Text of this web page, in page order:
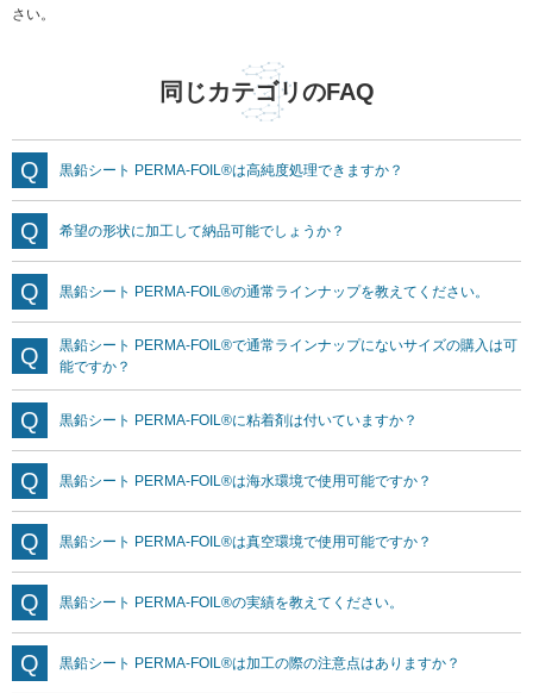
さい。
同じカテゴリのFAQ
黒鉛シート PERMA-FOIL®は高純度処理できますか？
希望の形状に加工して納品可能でしょうか？
黒鉛シート PERMA-FOIL®の通常ラインナップを教えてください。
黒鉛シート PERMA-FOIL®で通常ラインナップにないサイズの購入は可
能ですか？
黒鉛シート PERMA-FOIL®に粘着剤は付いていますか？
黒鉛シート PERMA-FOIL®は海水環境で使用可能ですか？
黒鉛シート PERMA-FOIL®は真空環境で使用可能ですか？
黒鉛シート PERMA-FOIL®の実績を教えてください。
黒鉛シート PERMA-FOIL®は加工の際の注意点はありますか？